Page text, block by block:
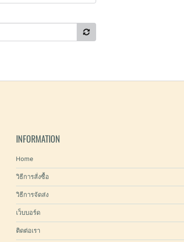
INFORMATION
Home
วิธีการสั่งซื้อ
วิธีการจัดส่ง
เว็บบอร์ด
ติดต่อเรา